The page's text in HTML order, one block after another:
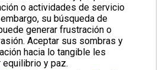
o actividades de servicio
su búsqueda de
generar frustración o
Aceptar sus sombras y
hacia lo tangible les
equilibrio y paz.